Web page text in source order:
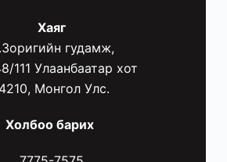
Хаяг
гудамж,
111 Улаанбаатар хот
Монгол Улс.
Холбоо барих